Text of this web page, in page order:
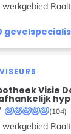
werkgebied
Visie
(104)
werkgebied